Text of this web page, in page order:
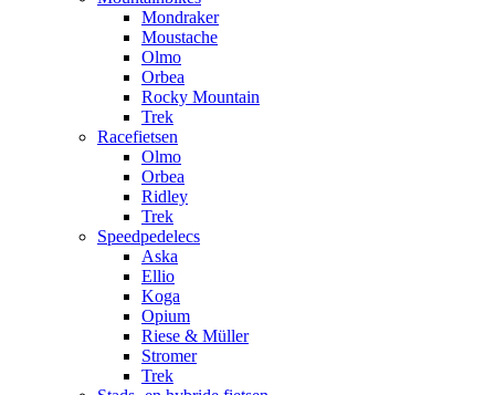
Mondraker
Moustache
Olmo
Orbea
Rocky Mountain
Trek
Racefietsen
Olmo
Orbea
Ridley
Trek
Speedpedelecs
Aska
Ellio
Koga
Opium
Riese & Müller
Stromer
Trek